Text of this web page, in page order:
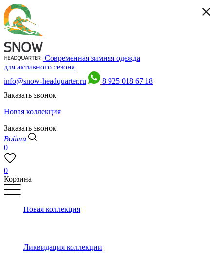
Современная зимняя одежда
для активного сезона
info@snow-headquarter.ru
8 925 018 67 18
Заказать звонок
Новая коллекция
Заказать звонок
Войти
0
0
Корзина
Новая коллекция
Ликвидация коллекции